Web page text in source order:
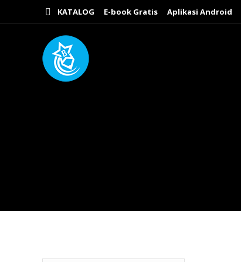
KATALOG E-book Gratis Aplikasi Android